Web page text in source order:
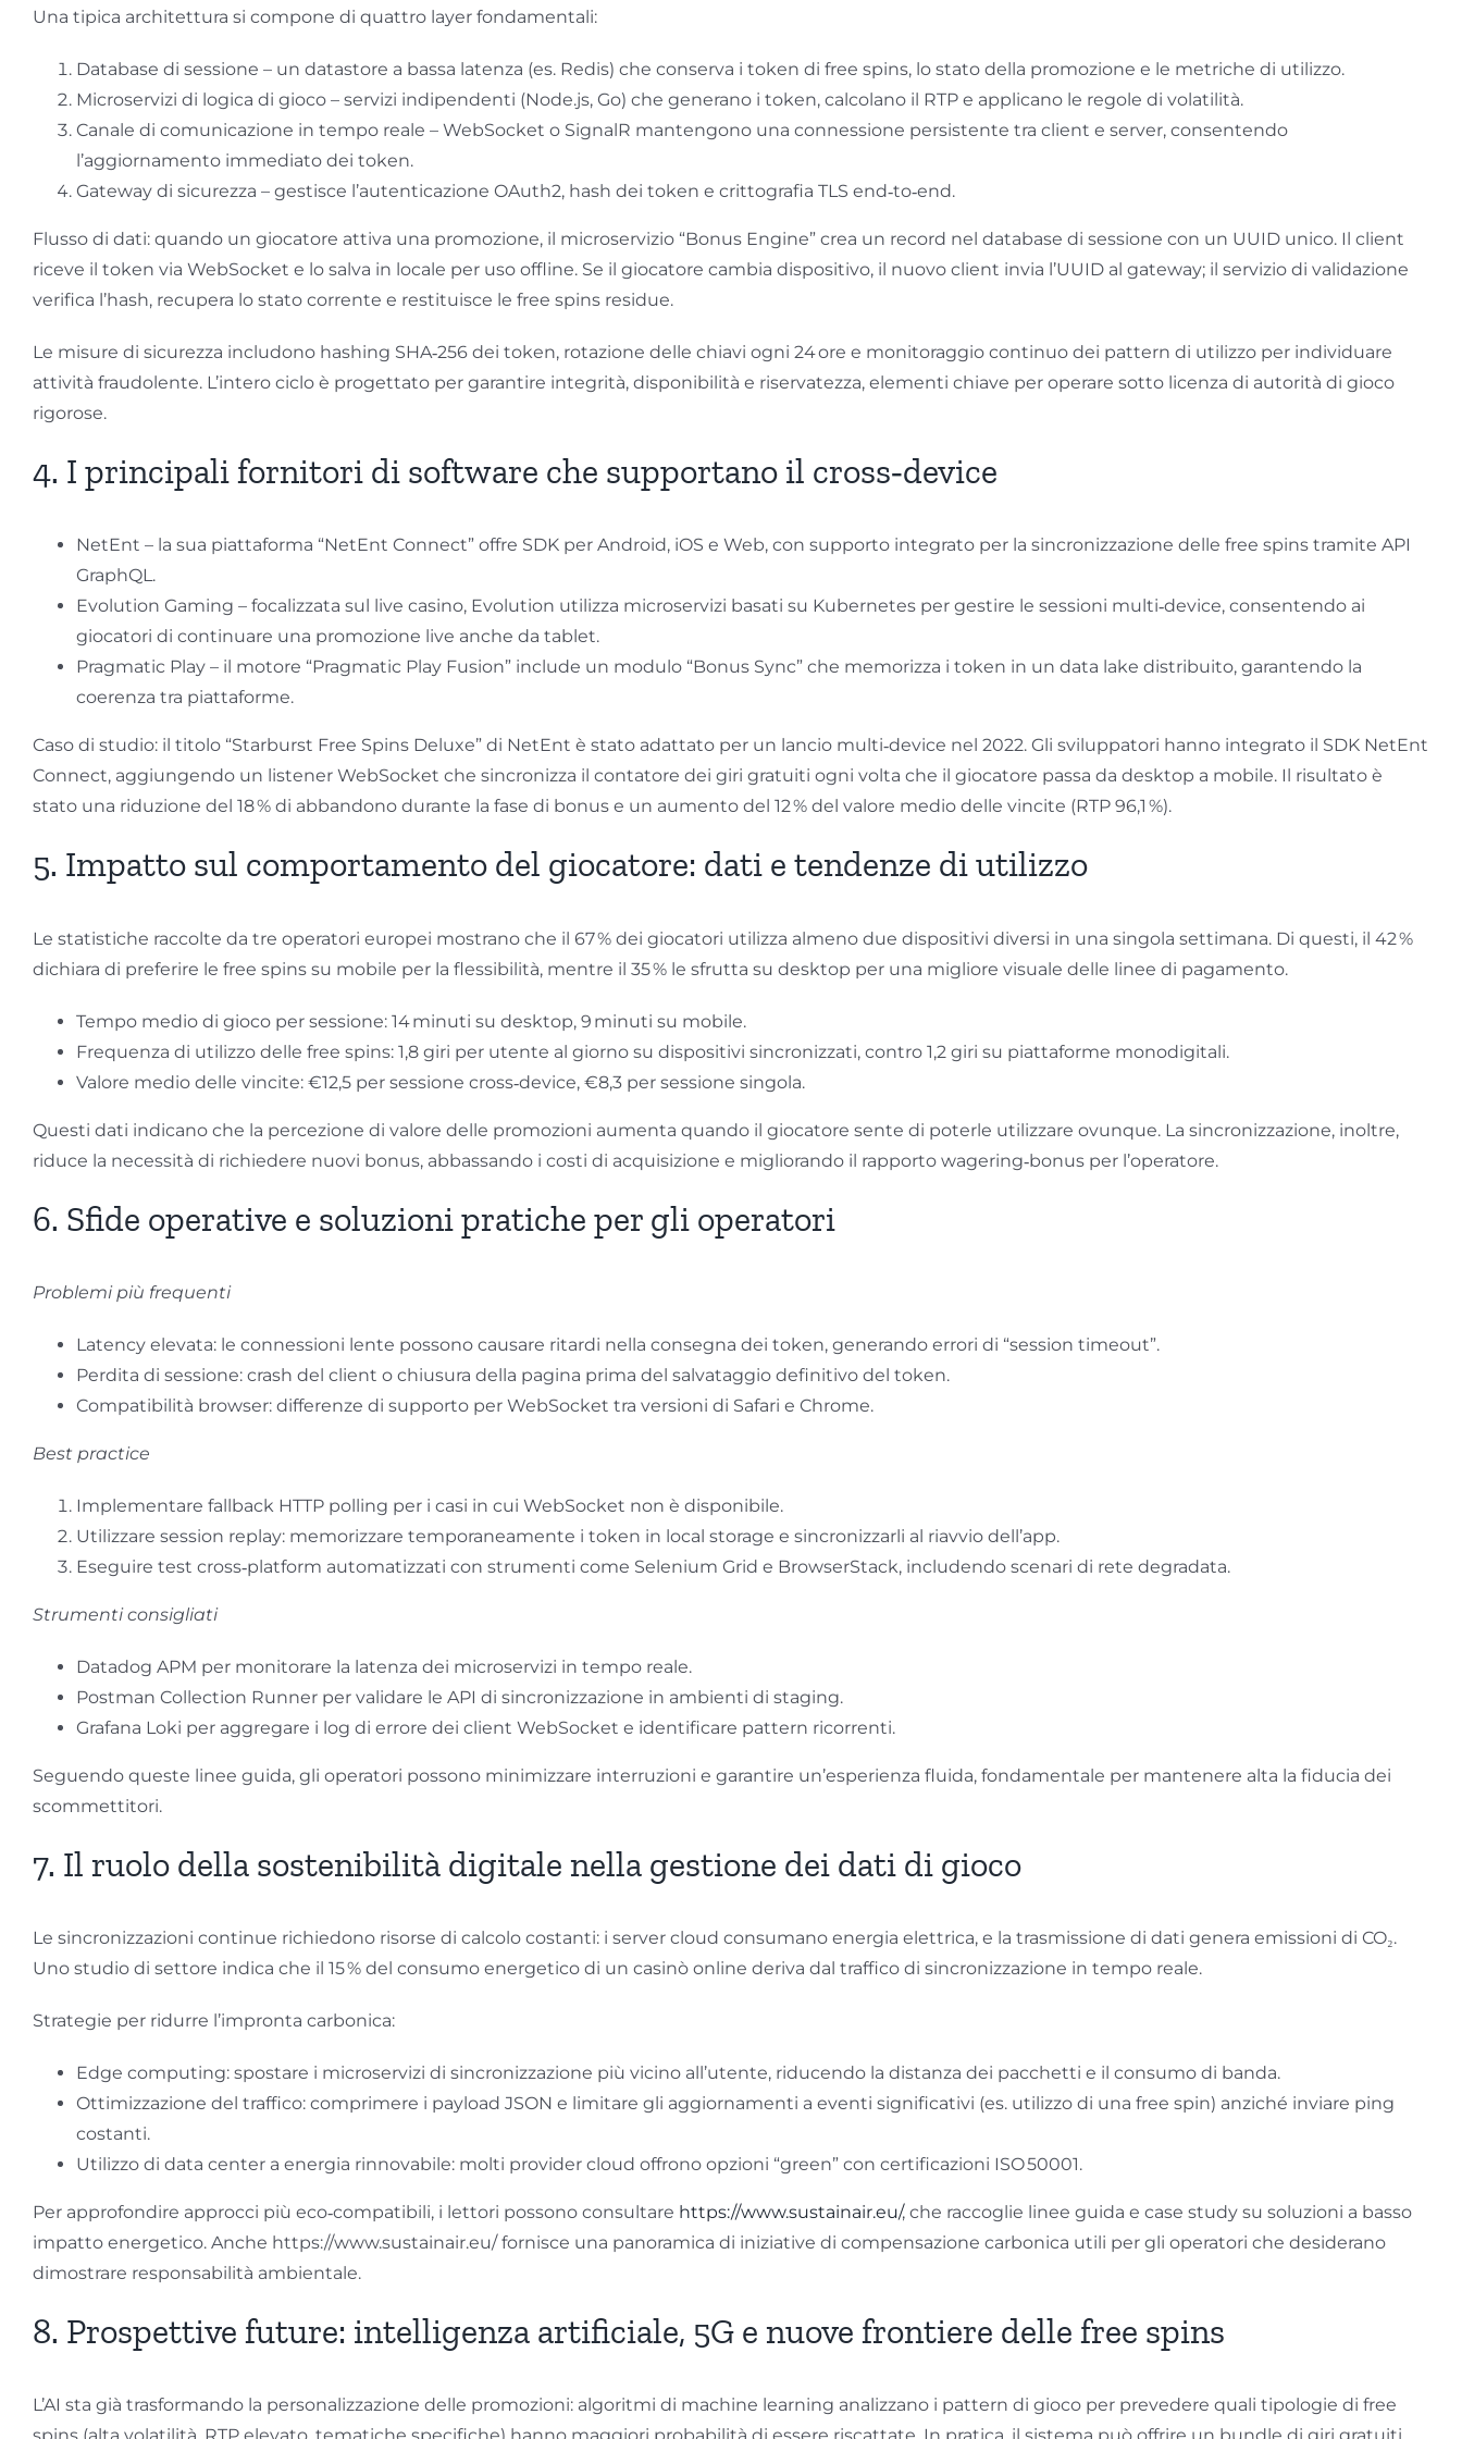
Una tipica architettura si compone di quattro layer fondamentali:
Database di sessione – un datastore a bassa latenza (es. Redis) che conserva i token di free spins, lo stato della promozione e le metriche di utilizzo.
Microservizi di logica di gioco – servizi indipendenti (Node.js, Go) che generano i token, calcolano il RTP e applicano le regole di volatilità.
Canale di comunicazione in tempo reale – WebSocket o SignalR mantengono una connessione persistente tra client e server, consentendo
l’aggiornamento immediato dei token.
Gateway di sicurezza – gestisce l’autenticazione OAuth2, hash dei token e crittografia TLS end‑to‑end.
Flusso di dati: quando un giocatore attiva una promozione, il microservizio “Bonus Engine” crea un record nel database di sessione con un UUID unico. Il client
riceve il token via WebSocket e lo salva in locale per uso offline. Se il giocatore cambia dispositivo, il nuovo client invia l’UUID al gateway; il servizio di validazione
verifica l’hash, recupera lo stato corrente e restituisce le free spins residue.
Le misure di sicurezza includono hashing SHA‑256 dei token, rotazione delle chiavi ogni 24 ore e monitoraggio continuo dei pattern di utilizzo per individuare
attività fraudolente. L’intero ciclo è progettato per garantire integrità, disponibilità e riservatezza, elementi chiave per operare sotto licenza di autorità di gioco
rigorose.
4. I principali fornitori di software che supportano il cross‑device
NetEnt – la sua piattaforma “NetEnt Connect” offre SDK per Android, iOS e Web, con supporto integrato per la sincronizzazione delle free spins tramite API
GraphQL.
Evolution Gaming – focalizzata sul live casino, Evolution utilizza microservizi basati su Kubernetes per gestire le sessioni multi‑device, consentendo ai
giocatori di continuare una promozione live anche da tablet.
Pragmatic Play – il motore “Pragmatic Play Fusion” include un modulo “Bonus Sync” che memorizza i token in un data lake distribuito, garantendo la
coerenza tra piattaforme.
Caso di studio: il titolo “Starburst Free Spins Deluxe” di NetEnt è stato adattato per un lancio multi‑device nel 2022. Gli sviluppatori hanno integrato il SDK NetEnt
Connect, aggiungendo un listener WebSocket che sincronizza il contatore dei giri gratuiti ogni volta che il giocatore passa da desktop a mobile. Il risultato è
stato una riduzione del 18 % di abbandono durante la fase di bonus e un aumento del 12 % del valore medio delle vincite (RTP 96,1 %).
5. Impatto sul comportamento del giocatore: dati e tendenze di utilizzo
Le statistiche raccolte da tre operatori europei mostrano che il 67 % dei giocatori utilizza almeno due dispositivi diversi in una singola settimana. Di questi, il 42 %
dichiara di preferire le free spins su mobile per la flessibilità, mentre il 35 % le sfrutta su desktop per una migliore visuale delle linee di pagamento.
Tempo medio di gioco per sessione: 14 minuti su desktop, 9 minuti su mobile.
Frequenza di utilizzo delle free spins: 1,8 giri per utente al giorno su dispositivi sincronizzati, contro 1,2 giri su piattaforme monodigitali.
Valore medio delle vincite: €12,5 per sessione cross‑device, €8,3 per sessione singola.
Questi dati indicano che la percezione di valore delle promozioni aumenta quando il giocatore sente di poterle utilizzare ovunque. La sincronizzazione, inoltre,
riduce la necessità di richiedere nuovi bonus, abbassando i costi di acquisizione e migliorando il rapporto wagering‑bonus per l’operatore.
6. Sfide operative e soluzioni pratiche per gli operatori
Problemi più frequenti
Latency elevata: le connessioni lente possono causare ritardi nella consegna dei token, generando errori di “session timeout”.
Perdita di sessione: crash del client o chiusura della pagina prima del salvataggio definitivo del token.
Compatibilità browser: differenze di supporto per WebSocket tra versioni di Safari e Chrome.
Best practice
Implementare fallback HTTP polling per i casi in cui WebSocket non è disponibile.
Utilizzare session replay: memorizzare temporaneamente i token in local storage e sincronizzarli al riavvio dell’app.
Eseguire test cross‑platform automatizzati con strumenti come Selenium Grid e BrowserStack, includendo scenari di rete degradata.
Strumenti consigliati
Datadog APM per monitorare la latenza dei microservizi in tempo reale.
Postman Collection Runner per validare le API di sincronizzazione in ambienti di staging.
Grafana Loki per aggregare i log di errore dei client WebSocket e identificare pattern ricorrenti.
Seguendo queste linee guida, gli operatori possono minimizzare interruzioni e garantire un’esperienza fluida, fondamentale per mantenere alta la fiducia dei
scommettitori.
7. Il ruolo della sostenibilità digitale nella gestione dei dati di gioco
Le sincronizzazioni continue richiedono risorse di calcolo costanti: i server cloud consumano energia elettrica, e la trasmissione di dati genera emissioni di CO₂.
Uno studio di settore indica che il 15 % del consumo energetico di un casinò online deriva dal traffico di sincronizzazione in tempo reale.
Strategie per ridurre l’impronta carbonica:
Edge computing: spostare i microservizi di sincronizzazione più vicino all’utente, riducendo la distanza dei pacchetti e il consumo di banda.
Ottimizzazione del traffico: comprimere i payload JSON e limitare gli aggiornamenti a eventi significativi (es. utilizzo di una free spin) anziché inviare ping
costanti.
Utilizzo di data center a energia rinnovabile: molti provider cloud offrono opzioni “green” con certificazioni ISO 50001.
Per approfondire approcci più eco‑compatibili, i lettori possono consultare https://www.sustainair.eu/, che raccoglie linee guida e case study su soluzioni a basso
impatto energetico. Anche https://www.sustainair.eu/ fornisce una panoramica di iniziative di compensazione carbonica utili per gli operatori che desiderano
dimostrare responsabilità ambientale.
8. Prospettive future: intelligenza artificiale, 5G e nuove frontiere delle free spins
L’AI sta già trasformando la personalizzazione delle promozioni: algoritmi di machine learning analizzano i pattern di gioco per prevedere quali tipologie di free